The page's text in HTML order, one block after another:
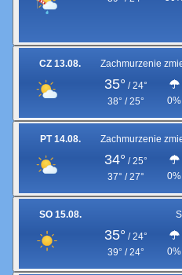
CZ 13.08. Zachmurzenie
35° / 24°
38° / 25°
0%
PT 14.08. Zachmurzenie
34° / 25°
37° / 27°
0%
SO 15.08.
35° / 24°
39° / 24°
0%